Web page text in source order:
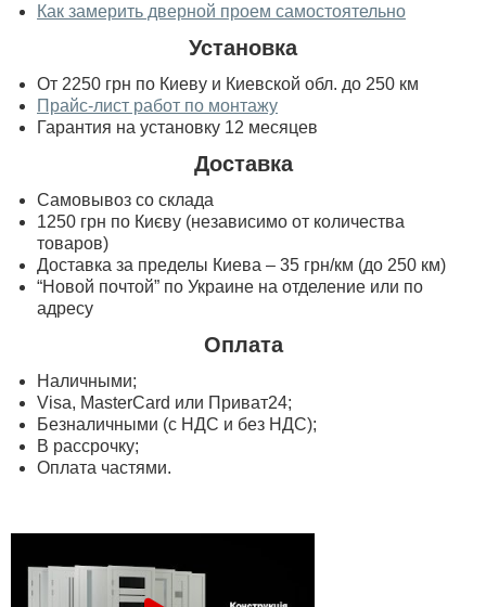
Как замерить дверной проем самостоятельно
Установка
От 2250 грн по Киеву и Киевской обл. до 250 км
Прайс-лист работ по монтажу
Гарантия на установку 12 месяцев
Доставка
Самовывоз со склада
1250 грн по Києву (независимо от количества
товаров)
Доставка за пределы Киева – 35 грн/км (до 250 км)
“Новой почтой” по Украине на отделение или по
адресу
Оплата
Наличными;
Visa, MasterСard или Приват24;
Безналичными (с НДС и без НДС);
В рассрочку;
Оплата частями.